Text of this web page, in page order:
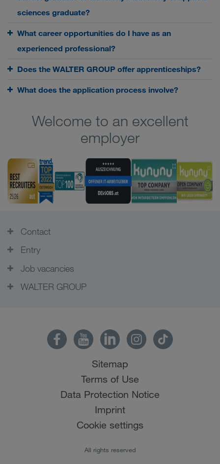
sciences graduate?
What career opportunities do I have as an
experienced professional?
Does the WALTER GROUP offer apprenticeships?
What does the application process involve?
Welcome to an excellent
employer
Contact
Entry
Job vacancies
WALTER GROUP
Sitemap
Terms of Use
Data Protection Notice
Imprint
Cookie settings
All rights reserved